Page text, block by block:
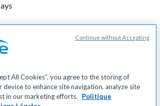
All Cookies”, you agree to the storing of
device to enhance site navigation, analyze site
in our marketing efforts.
Politique
Continue without Accepting